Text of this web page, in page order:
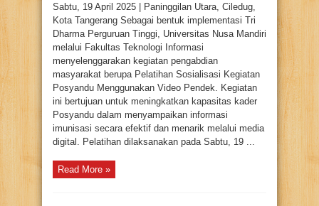
Sabtu, 19 April 2025 | Paninggilan Utara, Ciledug,
Kota Tangerang Sebagai bentuk implementasi Tri
Dharma Perguruan Tinggi, Universitas Nusa Mandiri
melalui Fakultas Teknologi Informasi
menyelenggarakan kegiatan pengabdian
masyarakat berupa Pelatihan Sosialisasi Kegiatan
Posyandu Menggunakan Video Pendek. Kegiatan
ini bertujuan untuk meningkatkan kapasitas kader
Posyandu dalam menyampaikan informasi
imunisasi secara efektif dan menarik melalui media
digital. Pelatihan dilaksanakan pada Sabtu, 19 ...
Read More »